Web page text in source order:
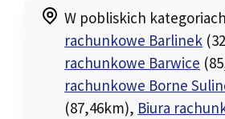
W pobliskich
rachunkowe Barlinek
rachunkowe Barwice
rachunkowe Borne
(87,46km), Biura